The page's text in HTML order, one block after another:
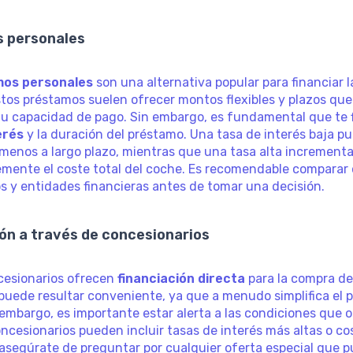
personales
personales son una alternativa popular para financiar
préstamos suelen ofrecer montos flexibles y plazos
capacidad de pago. Sin embargo, es fundamental que te
y la duración del préstamo. Una tasa de interés baja
a largo plazo, mientras que una tasa alta
el coste total del coche. Es recomendable
y entidades financieras antes de tomar una decisión.
a través de concesionarios
ofrecenfinanciación directa para la compra
resultar conveniente, ya que a menudo simplifica el
es importante estar alerta a las condiciones que
pueden incluir tasas de interés más altas o
de preguntar por cualquier oferta especial que